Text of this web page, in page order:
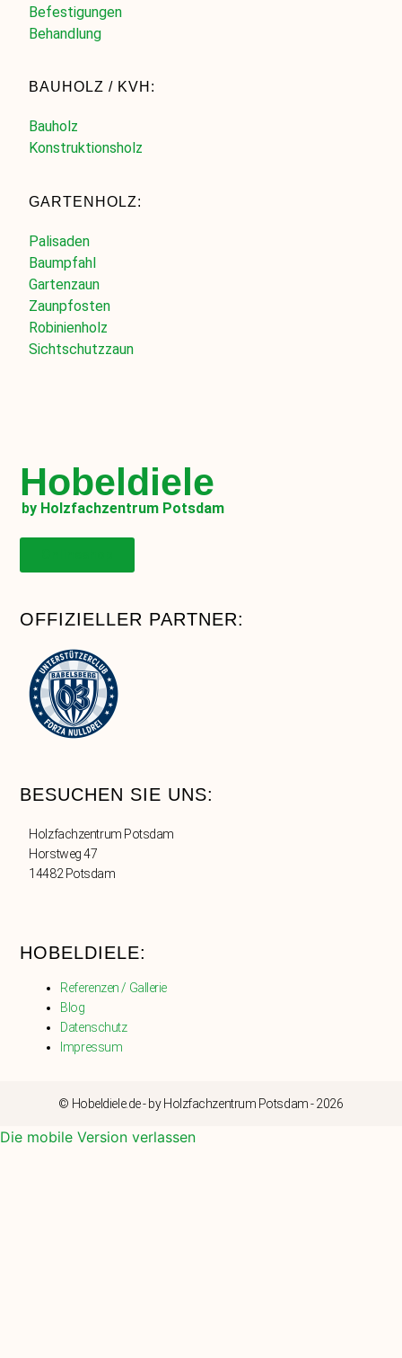
Befestigungen
Behandlung
BAUHOLZ / KVH:
Bauholz
Konstruktionsholz
GARTENHOLZ:
Palisaden
Baumpfahl
Gartenzaun
Zaunpfosten
Robinienholz
Sichtschutzzaun
Hobeldiele
by Holzfachzentrum Potsdam
OFFIZIELLER PARTNER:
BESUCHEN SIE UNS:
Holzfachzentrum Potsdam
Horstweg 47
14482 Potsdam
HOBELDIELE:
Referenzen / Gallerie
Blog
Datenschutz
Impressum
© Hobeldiele.de - by Holzfachzentrum Potsdam - 2026
Die mobile Version verlassen